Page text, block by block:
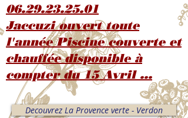
06.29.23.25.01
Jaccuzi ouvert toute
l'année Piscine couverte et
chauffée disponible à
compter du 15 Avril ...
Decouvrez La Provence verte - Verdon